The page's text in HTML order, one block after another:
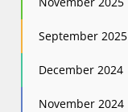
September 2025
December 2024
November 2024